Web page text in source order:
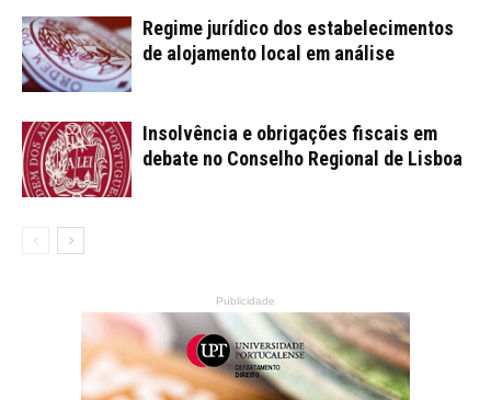
Regime jurídico dos estabelecimentos
de alojamento local em análise
Insolvência e obrigações fiscais em
debate no Conselho Regional de Lisboa
Publicidade